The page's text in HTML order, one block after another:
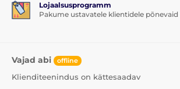
1x tolmueemaldaja
Lojaalsusprogramm
Pakume ustavatele klientidele põnevaid
Vajad abi offline
Klienditeenindus on kättesaadav